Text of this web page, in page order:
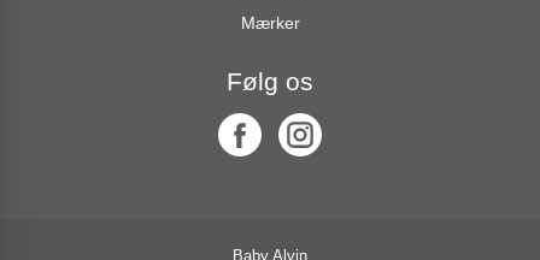
Mærker
Følg os
Baby Alvin